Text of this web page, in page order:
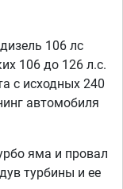
106 лс
106 до 126 л.с.
с исходных 240
автомобиля
яма и провал
турбины и ее